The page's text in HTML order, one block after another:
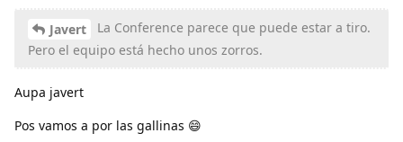
Javert
La Conference parece que puede estar a tiro.
Pero el equipo está hecho unos zorros.
Aupa javert
Pos vamos a por las gallinas 😄